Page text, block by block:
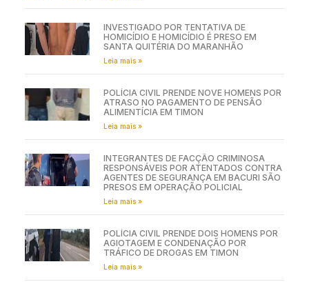
INVESTIGADO POR TENTATIVA DE
HOMICÍDIO E HOMICÍDIO É PRESO EM
SANTA QUITÉRIA DO MARANHÃO
Leia mais »
POLÍCIA CIVIL PRENDE NOVE HOMENS POR
ATRASO NO PAGAMENTO DE PENSÃO
ALIMENTÍCIA EM TIMON
Leia mais »
INTEGRANTES DE FACÇÃO CRIMINOSA
RESPONSÁVEIS POR ATENTADOS CONTRA
AGENTES DE SEGURANÇA EM BACURI SÃO
PRESOS EM OPERAÇÃO POLICIAL
Leia mais »
POLÍCIA CIVIL PRENDE DOIS HOMENS POR
AGIOTAGEM E CONDENAÇÃO POR
TRÁFICO DE DROGAS EM TIMON
Leia mais »